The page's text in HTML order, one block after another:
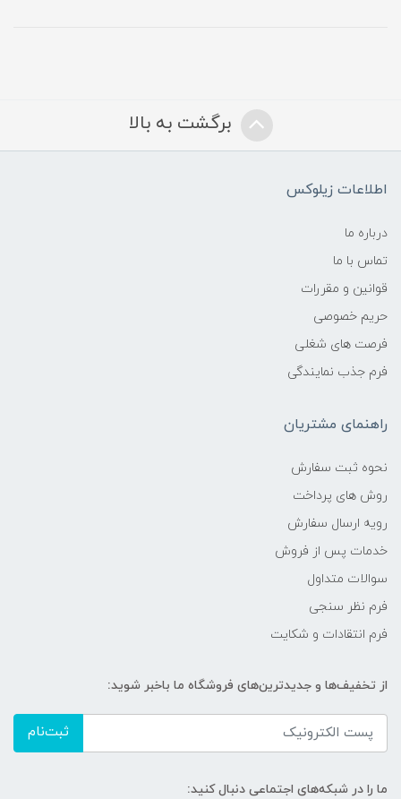
برگشت به بالا
اطلاعات زیلوکس
درباره ما
تماس با ما
قوانین و مقررات
حریم خصوصی
فرصت های شغلی
فرم جذب نمایندگی
راهنمای مشتریان
نحوه ثبت سفارش
روش های پرداخت
رویه ارسال سفارش
خدمات پس از فروش
سوالات متداول
فرم نظر سنجی
فرم انتقادات و شکایت
از تخفیف‌ها و جدیدترین‌های فروشگاه ما باخبر شوید:
ثبت‌نام
ما را در شبکه‌های اجتماعی دنبال کنید: